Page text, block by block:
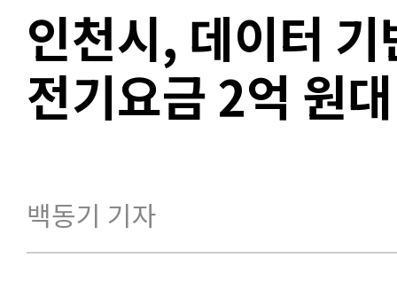
인천시, 데이터
전기요금 2억 원
백동기 기자